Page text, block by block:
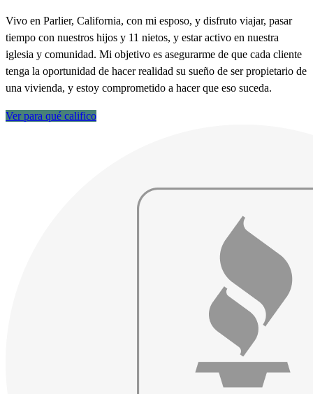
Vivo en Parlier, California, con mi esposo, y disfruto viajar, pasar
tiempo con nuestros hijos y 11 nietos, y estar activo en nuestra
iglesia y comunidad. Mi objetivo es asegurarme de que cada cliente
tenga la oportunidad de hacer realidad su sueño de ser propietario de
una vivienda, y estoy comprometido a hacer que eso suceda.
Ver para qué califico